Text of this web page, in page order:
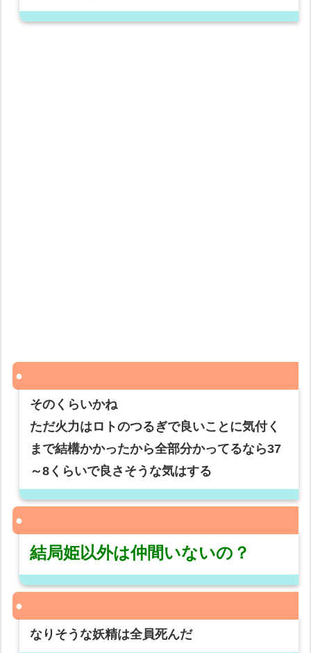
そのくらいかね
ただ火力はロトのつるぎで良いことに気付く
まで結構かかったから全部分かってるなら37
～8くらいで良さそうな気はする
結局姫以外は仲間いないの？
なりそうな妖精は全員死んだ